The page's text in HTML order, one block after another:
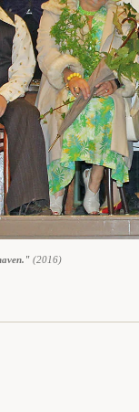
(2016)